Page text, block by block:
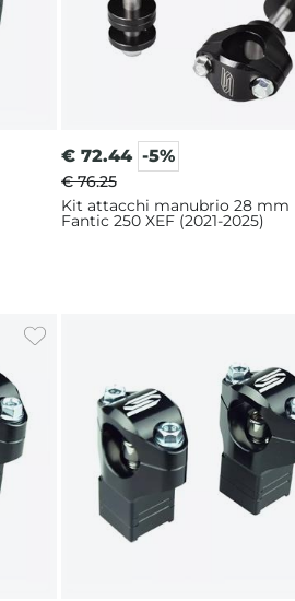
€ 72.44 -5%
€ 76.25
Kit attacchi manubrio 28 mm
Fantic 250 XEF (2021-2025)